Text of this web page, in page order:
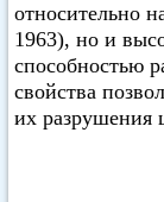
относительно
1963), но и
способностью
свойства
их разрушения